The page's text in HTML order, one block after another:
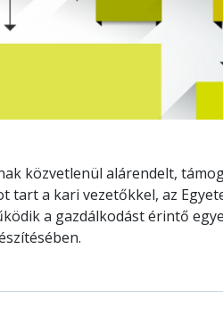
közvetlenül alárendelt,
tart a kari vezetőkkel, az
a gazdálkodást érintő